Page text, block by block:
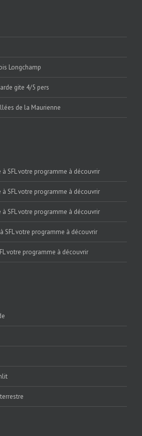
Longchamp
gite 4/5 pers
de la Maurienne
à SFL votre programme à découvrir
à SFL votre programme à découvrir
à SFL votre programme à découvrir
SFL votre programme à découvrir
votre programme à découvrir